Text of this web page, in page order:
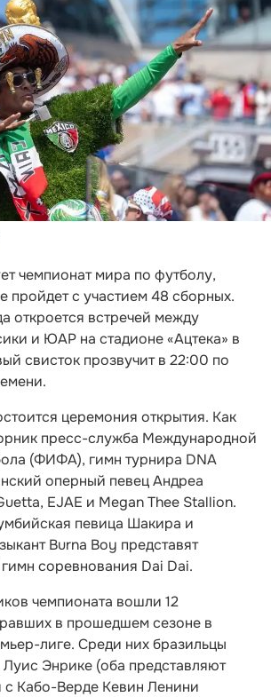
чемпионат мира по футболу,
пройдет с участием 48 сборных.
откроется встречей между
и ЮАР на стадионе «Ацтека» в
свисток прозвучит в 22:00 по
церемония открытия. Как
пресс-служба Международной
(ФИФА), гимн турнира DNA
оперный певец Андреа
EJAE и Megan Thee Stallion.
певица Шакира и
Burna Boy представят
соревнования Dai Dai.
чемпионата вошли 12
в прошедшем сезоне в
лиге. Среди них бразильцы
Энрике (оба представляют
с Кабо-Верде Кевин Ленини